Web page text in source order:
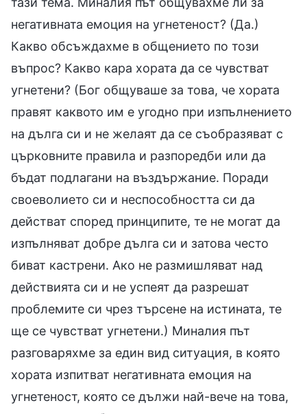
негативната емоция на угнетеност? (Да.)
Какво обсъждахме в общението по този
въпрос? Какво кара хората да се чувстват
угнетени? (Бог общуваше за това, че хората
правят каквото им е угодно при изпълнението
на дълга си и не желаят да се съобразяват с
църковните правила и разпоредби или да
бъдат подлагани на въздържание. Поради
своеволието си и неспособността си да
действат според принципите, те не могат да
изпълняват добре дълга си и затова често
биват кастрени. Ако не размишляват над
действията си и не успеят да разрешат
проблемите си чрез търсене на истината, те
ще се чувстват угнетени.) Миналия път
разговаряхме за един вид ситуация, в която
хората изпитват негативната емоция на
угнетеност, която се дължи най-вече на това,